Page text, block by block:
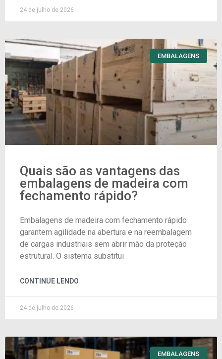
24 de julho de 2026
EMBALAGENS
Quais são as vantagens das
embalagens de madeira com
fechamento rápido?
Embalagens de madeira com fechamento rápido
garantem agilidade na abertura e na reembalagem
de cargas industriais sem abrir mão da proteção
estrutural. O sistema substitui
CONTINUE LENDO
24 de julho de 2026
EMBALAGENS